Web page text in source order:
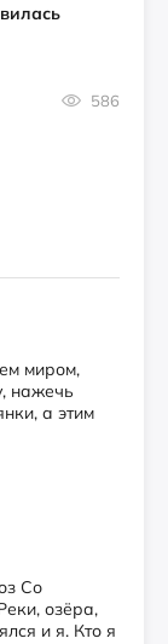
586
миром,
нажечь
а этим
Со
озёра,
и я. Кто я